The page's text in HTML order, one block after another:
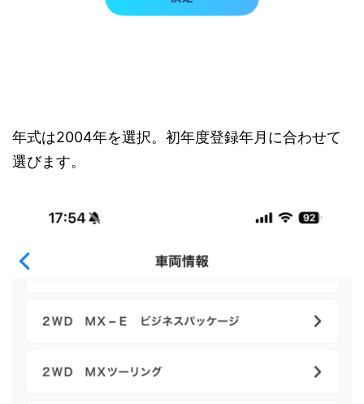
年式は2004年を選択。初年度登録年月に合わせて
選びます。